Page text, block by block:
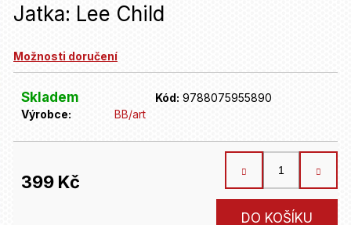
Jatka: Lee Child
Možnosti doručení
Skladem Kód: 9788075955890
Výrobce:
BB/art
399 Kč
DO KOŠÍKU
n
j
?
HLEDAT